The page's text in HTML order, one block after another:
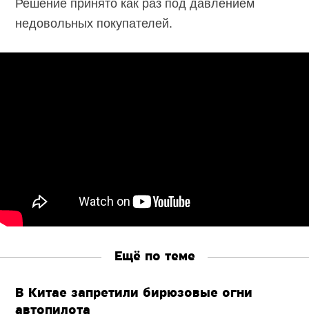
Решение принято как раз под давлением
недовольных покупателей.
Ещё по теме
В Китае запретили бирюзовые огни
автопилота